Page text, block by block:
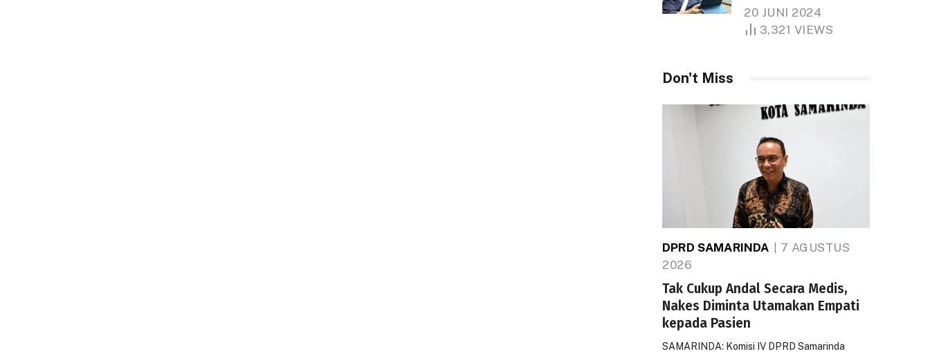
1.000 Hektare
20 JUNI 2024
3,321 VIEWS
Don't Miss
DPRD SAMARINDA
7 AGUSTUS
2026
Tak Cukup Andal Secara Medis,
Nakes Diminta Utamakan Empati
kepada Pasien
SAMARINDA: Komisi IV DPRD Samarinda